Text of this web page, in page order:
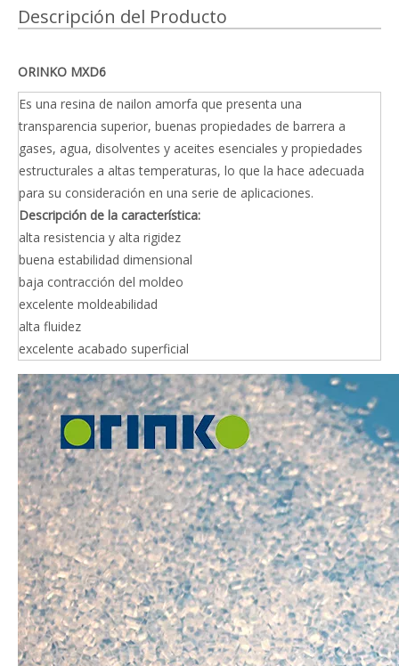
Descripción del Producto
ORINKO MXD6
Es una resina de nailon amorfa que presenta una
transparencia superior, buenas propiedades de barrera a
gases, agua, disolventes y aceites esenciales y propiedades
estructurales a altas temperaturas, lo que la hace adecuada
para su consideración en una serie de aplicaciones.
Descripción de la característica:
alta resistencia y alta rigidez
buena estabilidad dimensional
baja contracción del moldeo
excelente moldeabilidad
alta fluidez
excelente acabado superficial